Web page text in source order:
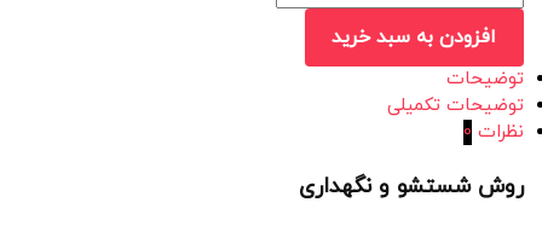
افزودن به سبد خرید
توضیحات
توضیحات تکمیلی
نظرات 0
روش شستشو و نگهداری